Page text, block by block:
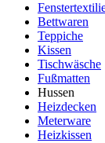
Bettwaren
Teppiche
Kissen
Tischwäsche
Fußmatten
Hussen
Heizdecken
Meterware
Heizkissen